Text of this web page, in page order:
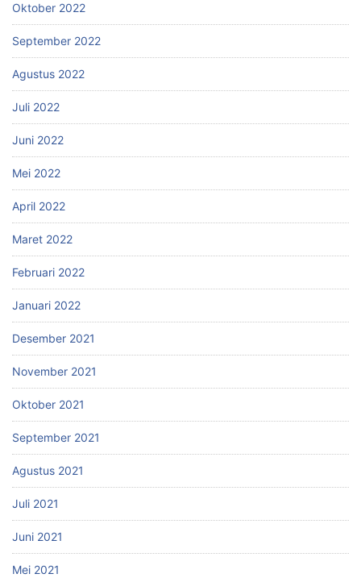
Oktober 2022
September 2022
Agustus 2022
Juli 2022
Juni 2022
Mei 2022
April 2022
Maret 2022
Februari 2022
Januari 2022
Desember 2021
November 2021
Oktober 2021
September 2021
Agustus 2021
Juli 2021
Juni 2021
Mei 2021